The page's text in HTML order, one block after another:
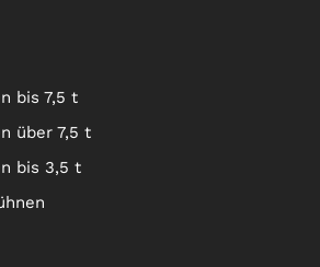
bis 7,5 t
über 7,5 t
bis 3,5 t